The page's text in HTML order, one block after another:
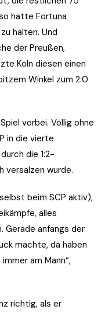
hatte Fortuna
halten. Und
der Preußen,
Köln diesen einen
Winkel zum 2:0
vorbei. Völlig ohne
in die vierte
die 1:2-
versalzen wurde.
beim SCP aktiv),
alles
Gerade anfangs der
machte, da haben
am Mann“,
richtig, als er